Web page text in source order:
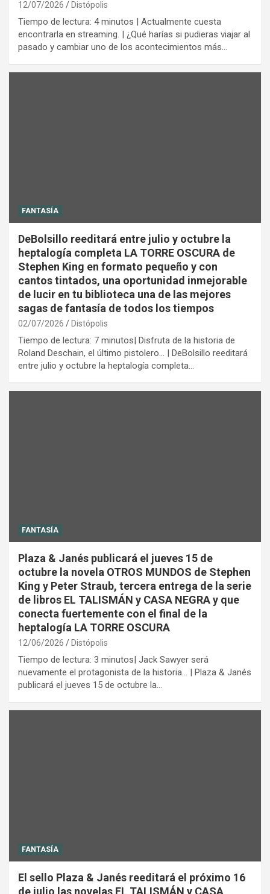
12/07/2026 Distópolis
Tiempo de lectura: 4 minutos | Actualmente cuesta
encontrarla en streaming. | ¿Qué harías si pudieras viajar al
pasado y cambiar uno de los acontecimientos más…
FANTASÍA
DeBolsillo reeditará entre julio y octubre la
heptalogía completa LA TORRE OSCURA de
Stephen King en formato pequeño y con
cantos tintados, una oportunidad inmejorable
de lucir en tu biblioteca una de las mejores
sagas de fantasía de todos los tiempos
02/07/2026 Distópolis
Tiempo de lectura: 7 minutos| Disfruta de la historia de
Roland Deschain, el último pistolero... | DeBolsillo reeditará
entre julio y octubre la heptalogía completa…
FANTASÍA
Plaza & Janés publicará el jueves 15 de
octubre la novela OTROS MUNDOS de Stephen
King y Peter Straub, tercera entrega de la serie
de libros EL TALISMÁN y CASA NEGRA y que
conecta fuertemente con el final de la
heptalogía LA TORRE OSCURA
12/06/2026 Distópolis
Tiempo de lectura: 3 minutos| Jack Sawyer será
nuevamente el protagonista de la historia... | Plaza & Janés
publicará el jueves 15 de octubre la…
FANTASÍA
El sello Plaza & Janés reeditará el próximo 16
de julio las novelas EL TALISMÁN y CASA